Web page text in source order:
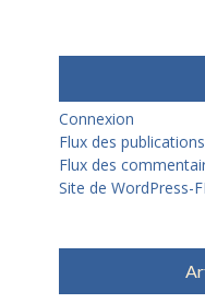
Connexion
Flux des publications
Flux des
Site de WordPress-